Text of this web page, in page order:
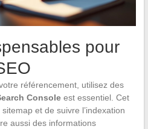
pour
référencement, utilisez des
Consoleest essentiel. Cet
et de suivre l’indexation
aussi des informations